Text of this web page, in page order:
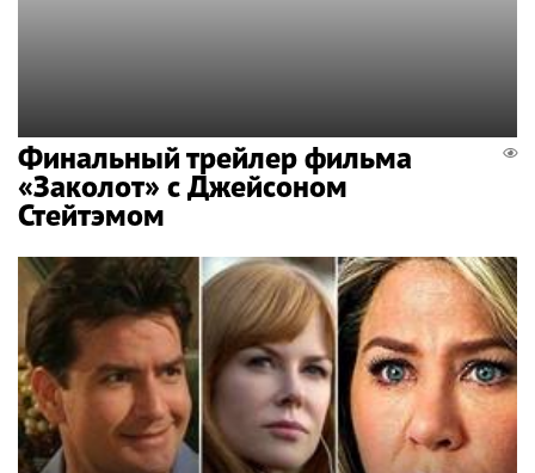
Финальный трейлер фильма
«Заколот» с Джейсоном
Стейтэмом